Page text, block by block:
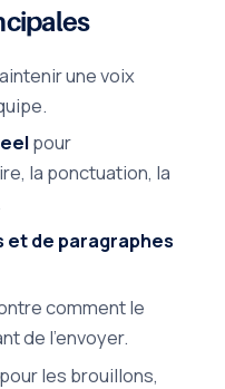
une voix
pour
la ponctuation, la
de paragraphes
comment le
de l'envoyer.
pour les brouillons,